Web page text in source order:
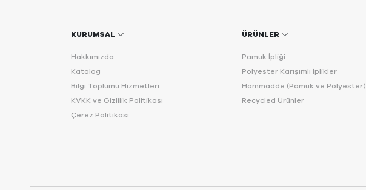
KURUMSAL
Hakkımızda
Katalog
Bilgi Toplumu Hizmetleri
KVKK ve Gizlilik Politikası
Çerez Politikası
ÜRÜNLER
Pamuk İpliği
Polyester Karışımlı İplikler
Hammadde (Pamuk ve Polyester)
Recycled Ürünler